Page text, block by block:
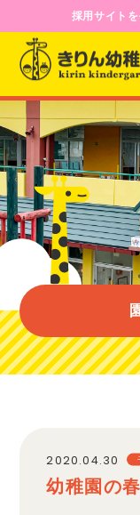
採用サイト
園からの
園につい
園のよう
バス経路
プライバ
2020.04.30
幼稚園の